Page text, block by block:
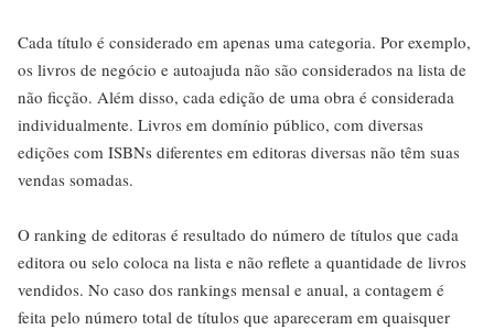
Cada título é considerado em apenas uma categoria. Por exemplo,
os livros de negócio e autoajuda não são considerados na lista de
não ficção. Além disso, cada edição de uma obra é considerada
individualmente. Livros em domínio público, com diversas
edições com ISBNs diferentes em editoras diversas não têm suas
vendas somadas.
O ranking de editoras é resultado do número de títulos que cada
editora ou selo coloca na lista e não reflete a quantidade de livros
vendidos. No caso dos rankings mensal e anual, a contagem é
feita pelo número total de títulos que apareceram em quaisquer